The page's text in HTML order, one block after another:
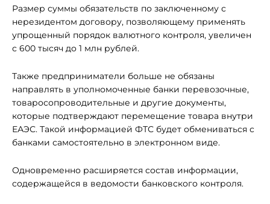
Размер суммы обязательств по заключенному с
нерезидентом договору, позволяющему применять
упрощенный порядок валютного контроля, увеличен
с 600 тысяч до 1 млн рублей.
Также предприниматели больше не обязаны
направлять в уполномоченные банки перевозочные,
товаросопроводительные и другие документы,
которые подтверждают перемещение товара внутри
ЕАЭС. Такой информацией ФТС будет обмениваться с
банками самостоятельно в электронном виде.
Одновременно расширяется состав информации,
содержащейся в ведомости банковского контроля.